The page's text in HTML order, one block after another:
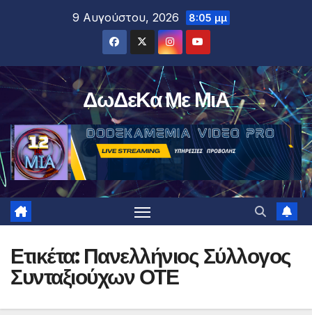
9 Αυγούστου, 2026 8:05 μμ
ΔωΔεΚα Με ΜιΑ
Ετικέτα: Πανελλήνιος Σύλλογος
Συνταξιούχων ΟΤΕ